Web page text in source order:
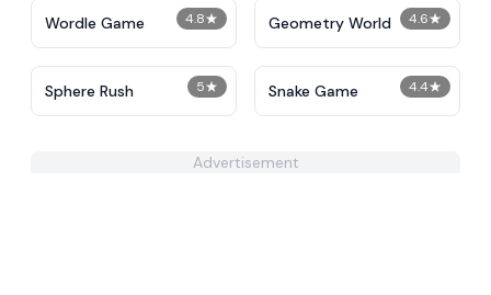
4.8★
Wordle Game 4.6★
Geometry World
5★
Sphere Rush 4.4★
Snake Game
Advertisement